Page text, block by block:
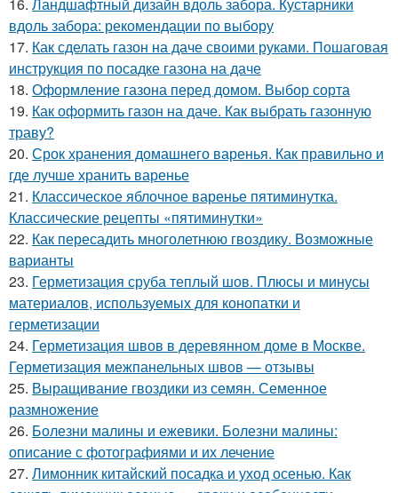
вдоль забора: рекомендации по выбору
17. Как сделать газон на даче своими руками. Пошаговая
инструкция по посадке газона на даче
18. Оформление газона перед домом. Выбор сорта
19. Как оформить газон на даче. Как выбрать газонную
траву?
20. Срок хранения домашнего варенья. Как правильно и
где лучше хранить варенье
21. Классическое яблочное варенье пятиминутка.
Классические рецепты «пятиминутки»
22. Как пересадить многолетнюю гвоздику. Возможные
варианты
23. Герметизация сруба теплый шов. Плюсы и минусы
материалов, используемых для конопатки и
герметизации
24. Герметизация швов в деревянном доме в Москве.
Герметизация межпанельных швов — отзывы
25. Выращивание гвоздики из семян. Семенное
размножение
26. Болезни малины и ежевики. Болезни малины:
описание с фотографиями и их лечение
27. Лимонник китайский посадка и уход осенью. Как